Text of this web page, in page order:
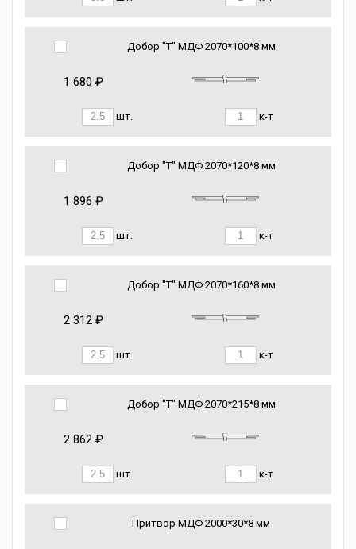
Добор "Т" МДФ 2070*100*8 мм
1 680 ₽
шт. к-т
Добор "Т" МДФ 2070*120*8 мм
1 896 ₽
шт. к-т
Добор "Т" МДФ 2070*160*8 мм
2 312 ₽
шт. к-т
Добор "Т" МДФ 2070*215*8 мм
2 862 ₽
шт. к-т
Притвор МДФ 2000*30*8 мм